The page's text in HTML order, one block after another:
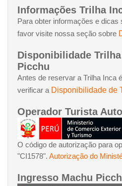
Informações Trilha
Para obter informações e dicas
favor visite nossa seção sobre
Disponibilidade
Picchu
Antes de reservar a Trilha Inca
verificar a Disponibilidade de
Operador Turista
O código de autorização para
"CI1578". Autorização do
Ingresso Machu